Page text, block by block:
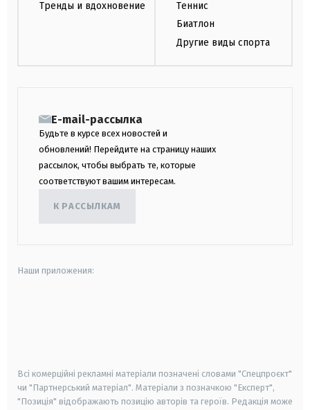
Тренды и вдохновение
Теннис
Биатлон
Другие виды спорта
E-mail-рассылка
Будьте в курсе всех новостей и
обновлений! Перейдите на страницу наших
рассылок, чтобы выбрать те, которые
соответствуют вашим интересам.
К РАССЫЛКАМ
Наши приложения:
Всі комерційні рекламні матеріали позначені словами "Спецпроєкт"
чи "Партнерський матеріал". Матеріали з позначкою "Експерт",
"Позиція" відображають позицію авторів та героїв. Редакція може